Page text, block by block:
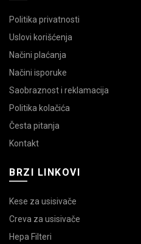
Politika privatnosti
Uslovi korišćenja
Načini plaćanja
Načini isporuke
Saobraznost i reklamacija
Politika kolačića
Česta pitanja
Kontakt
BRZI LINKOVI
Kese za usisivače
Creva za usisivače
Hepa Filteri